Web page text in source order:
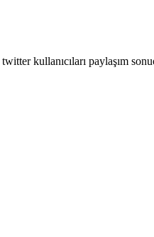
kullanıcıları paylaşım